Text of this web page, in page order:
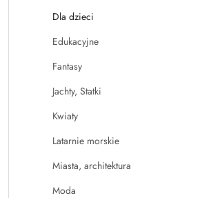
Dla dzieci
Edukacyjne
Fantasy
Jachty, Statki
Kwiaty
Latarnie morskie
Miasta, architektura
Moda